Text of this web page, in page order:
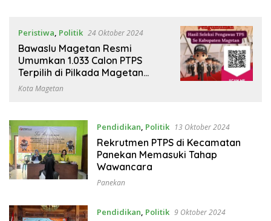
Peristiwa, Politik 24 Oktober 2024
Bawaslu Magetan Resmi
Umumkan 1.033 Calon PTPS
Terpilih di Pilkada Magetan
2024
Kota Magetan
Pendidikan, Politik 13 Oktober 2024
Rekrutmen PTPS di Kecamatan
Panekan Memasuki Tahap
Wawancara
Panekan
Pendidikan, Politik 9 Oktober 2024